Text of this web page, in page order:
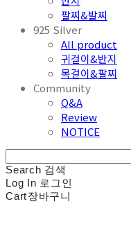
팔찌&발찌
925 Silver
All product
귀걸이&반지
목걸이&팔찌
Community
Q&A
Review
NOTICE
Search 검색
Log In 로그인
Cart장바구니